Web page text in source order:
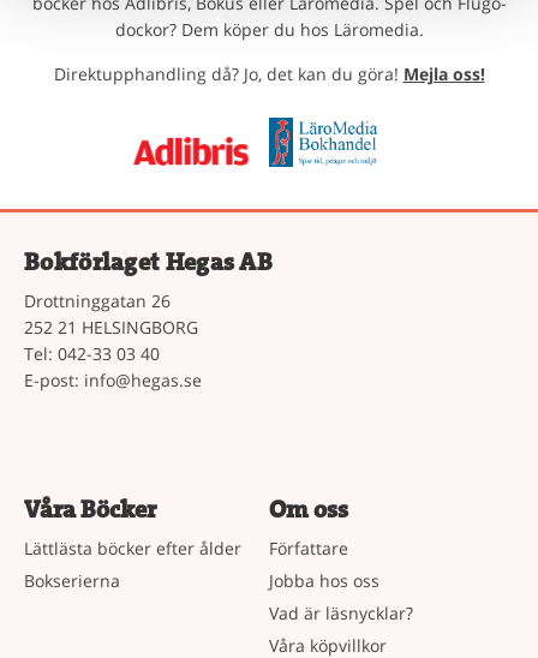
dockor? Dem köper du hos Läromedia.
Direktupphandling då? Jo, det kan du göra! Mejla oss!
Bokförlaget Hegas AB
Drottninggatan 26
252 21 HELSINGBORG
Tel: 042-33 03 40
E-post: info@hegas.se
Våra Böcker
Lättlästa böcker efter ålder
Bokserierna
Om oss
Författare
Jobba hos oss
Vad är läsnycklar?
Våra köpvillkor